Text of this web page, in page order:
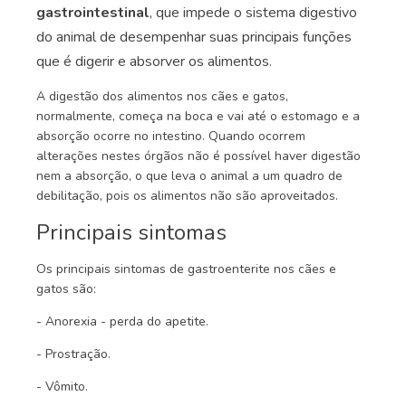
gastrointestinal, que impede o sistema digestivo
do animal de desempenhar suas principais funções
que é digerir e absorver os alimentos.
A digestão dos alimentos nos cães e gatos,
normalmente, começa na boca e vai até o estomago e a
absorção ocorre no intestino. Quando ocorrem
alterações nestes órgãos não é possível haver digestão
nem a absorção, o que leva o animal a um quadro de
debilitação, pois os alimentos não são aproveitados.
Principais sintomas
Os principais sintomas de gastroenterite nos cães e
gatos são:
- Anorexia - perda do apetite.
- Prostração.
- Vômito.